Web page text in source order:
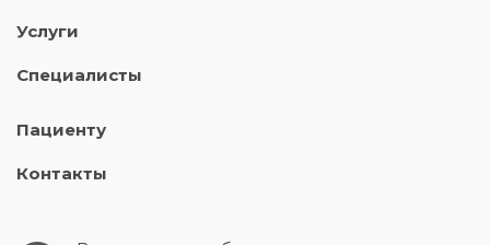
Услуги
Специалисты
Пациенту
Контакты